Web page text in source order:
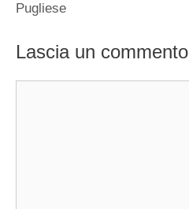
Pugliese
Lascia un commento